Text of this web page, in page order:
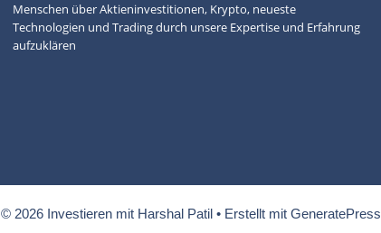
Menschen über Aktieninvestitionen, Krypto, neueste
Technologien und Trading durch unsere Expertise und Erfahrung
aufzuklären
© 2026 Investieren mit Harshal Patil • Erstellt mit GeneratePress